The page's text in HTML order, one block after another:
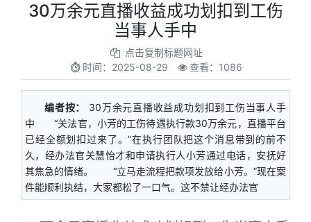
​30万余元直播收益成功划扣到工伤
当事人手中
点击复制标题网址
时间： 2025-08-29 查看：1086
编者按：
30万余元直播收益成功划扣到工伤当事人手
中 “关法官，小芳的工伤待遇执行款30万余元，直播平台
已经全额划扣过来了。”在执行团队把这个消息带到的前不
久，经办法官关慧怡才和申请执行人小芳通过电话，安抚好
其焦急的情绪。 “立马走流程把款项发放给小芳。”现在案
件能顺利执结，大家都松了一口气。这不禁让经办法官